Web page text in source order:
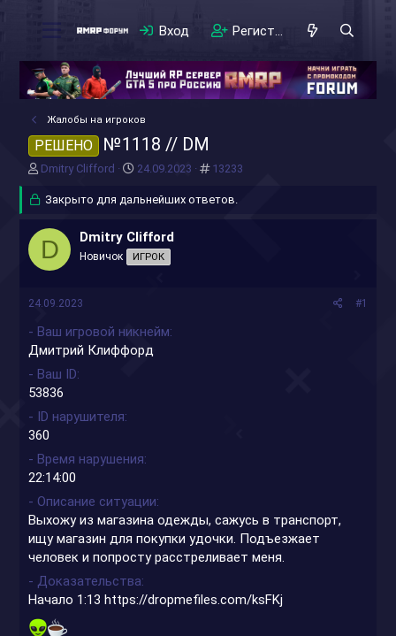
Вход Регистрация
Жалобы на игроков
РЕШЕНО №1118 // DM
А
т
р
Dmitry Clifford
Д
т
н
а
ч
24.09.2023 #13233
Закрыто для дальнейших ответов.
D Dmitry Clifford
Новичок ИГРОК
24.09.2023 #1
- Ваш игровой никнейм
Дмитрий Клиффорд
- Ваш ID
53836
- ID нарушителя
360
- Время нарушения
22:14:00
- Описание ситуации
Выхожу из магазина одежды, сажусь в транспорт,
ищу магазин для покупки удочки. Подъезжает
человек и попросту расстреливает меня.
- Доказательства
Начало 1:13https://dropmefiles.com/ksFKj